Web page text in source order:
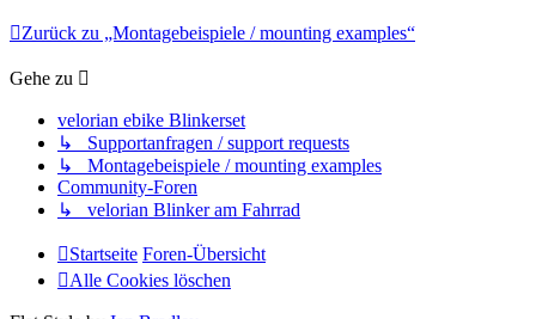
Zurück zu „Montagebeispiele / mounting examples“
Gehe zu
velorian ebike Blinkerset
↳ Supportanfragen / support requests
↳ Montagebeispiele / mounting examples
Community-Foren
↳ velorian Blinker am Fahrrad
Startseite Foren-Übersicht
Alle Cookies löschen